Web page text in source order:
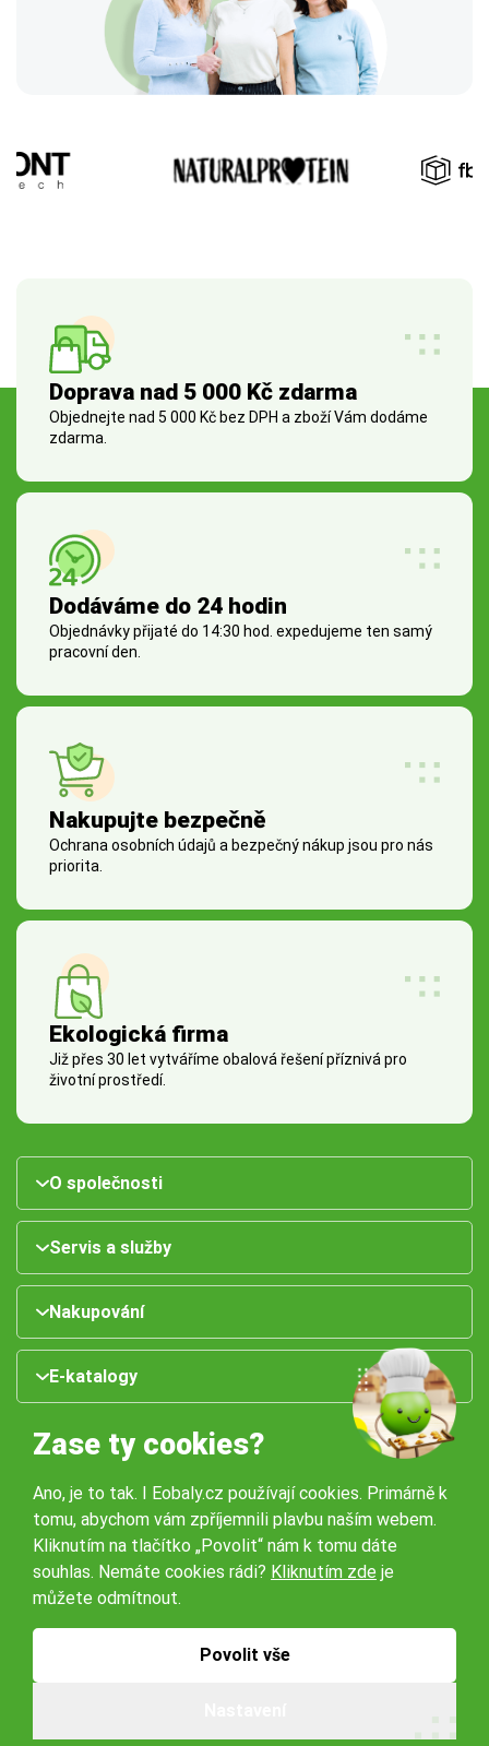
Doprava nad 5 000 Kč zdarma
Objednejte nad 5 000 Kč bez DPH a zboží Vám dodáme
zdarma.
Dodáváme do 24 hodin
Objednávky přijaté do 14:30 hod. expedujeme ten samý
pracovní den.
Nakupujte bezpečně
Ochrana osobních údajů a bezpečný nákup jsou pro nás
priorita.
Ekologická firma
Již přes 30 let vytváříme obalová řešení příznivá pro
životní prostředí.
O společnosti
Servis a služby
Nakupování
E-katalogy
Naše pobočky:
Obchodní podmínky
Zase ty cookies?
Ano, je to tak. I Eobaly.cz používají cookies. Primárně k
tomu, abychom vám zpříjemnili plavbu naším webem.
Kliknutím na tlačítko „Povolit“ nám k tomu dáte
souhlas. Nemáte cookies rádi? Kliknutím zde je
můžete odmítnout.
Povolit vše